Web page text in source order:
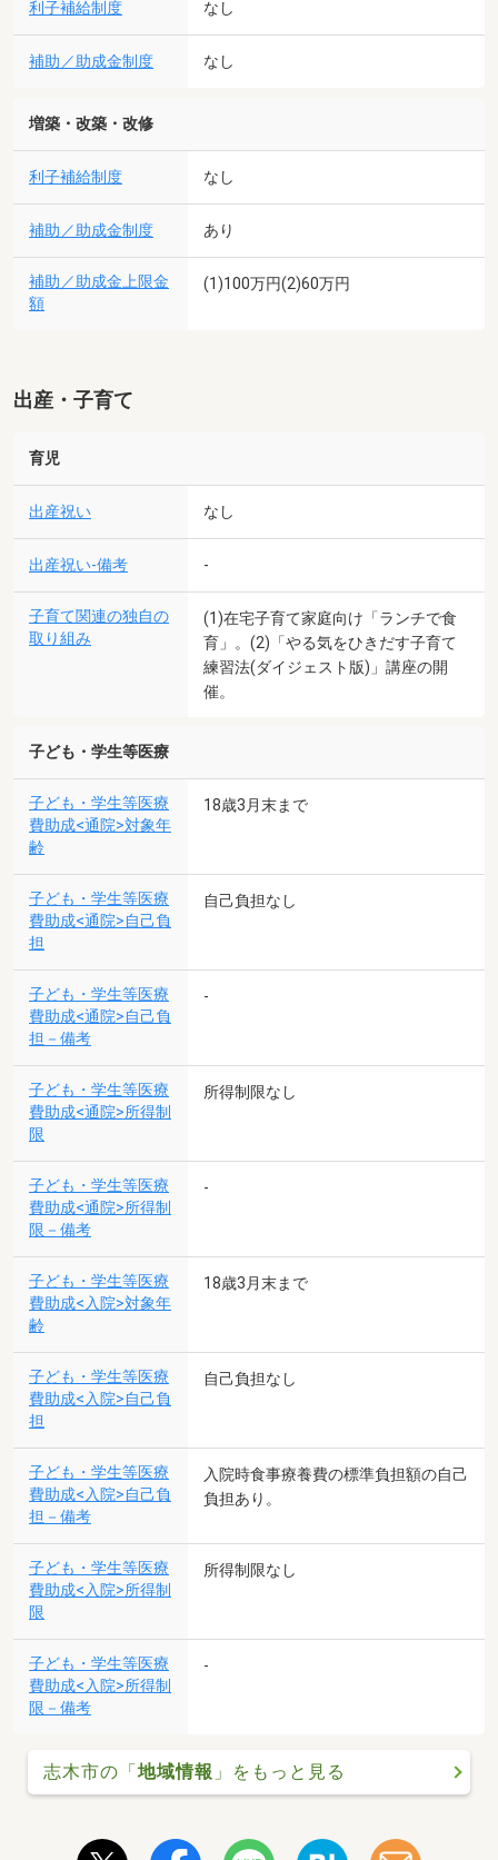
利子補給制度 なし
補助／助成金制度 なし
増築・改築・改修
利子補給制度 なし
補助／助成金制度 あり
補助／助成金上限金
額
(1)100万円(2)60万円
出産・子育て
育児
出産祝い なし
出産祝い-備考 -
子育て関連の独自の
取り組み
(1)在宅子育て家庭向け「ランチで食
育」。(2)「やる気をひきだす子育て
練習法(ダイジェスト版)」講座の開
催。
子ども・学生等医療
子ども・学生等医療
費助成<通院>対象年
齢
18歳3月末まで
子ども・学生等医療
費助成<通院>自己負
担
自己負担なし
子ども・学生等医療
費助成<通院>自己負
担－備考
-
子ども・学生等医療
費助成<通院>所得制
限
所得制限なし
子ども・学生等医療
費助成<通院>所得制
限－備考
-
子ども・学生等医療
費助成<入院>対象年
齢
18歳3月末まで
子ども・学生等医療
費助成<入院>自己負
担
自己負担なし
子ども・学生等医療
費助成<入院>自己負
担－備考
入院時食事療養費の標準負担額の自己
負担あり。
子ども・学生等医療
費助成<入院>所得制
限
所得制限なし
子ども・学生等医療
費助成<入院>所得制
限－備考
-
志木市の「地域情報 」をもっと見る